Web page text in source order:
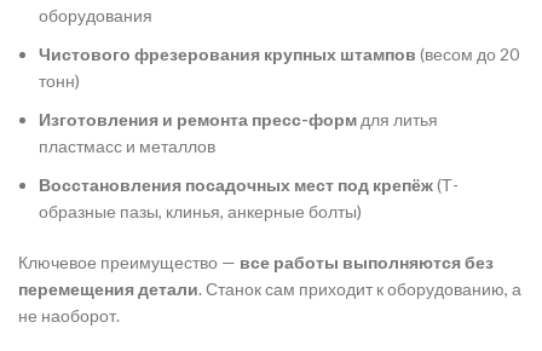
оборудования
Чистового фрезерования крупных штампов (весом до 20
тонн)
Изготовления и ремонта пресс-форм для литья
пластмасс и металлов
Восстановления посадочных мест под крепёж(Т-
образные пазы, клинья, анкерные болты)
Ключевое преимущество — все работы выполняются без
перемещения детали. Станок сам приходит к оборудованию, а
не наоборот.